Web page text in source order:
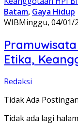
Batam, Gaya Hidup
WIBMinggu, 04/01/
Etika,
Redaksi
Tidak Ada
Tidak ada lagi